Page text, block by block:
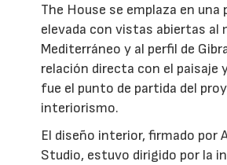
The House se emplaza en una
elevada con vistas abiertas al
Mediterráneo y al perfil de
relación directa con el paisaje
fue el punto de partida del
interiorismo.
El diseño interior, firmado por
Studio, estuvo dirigido por la